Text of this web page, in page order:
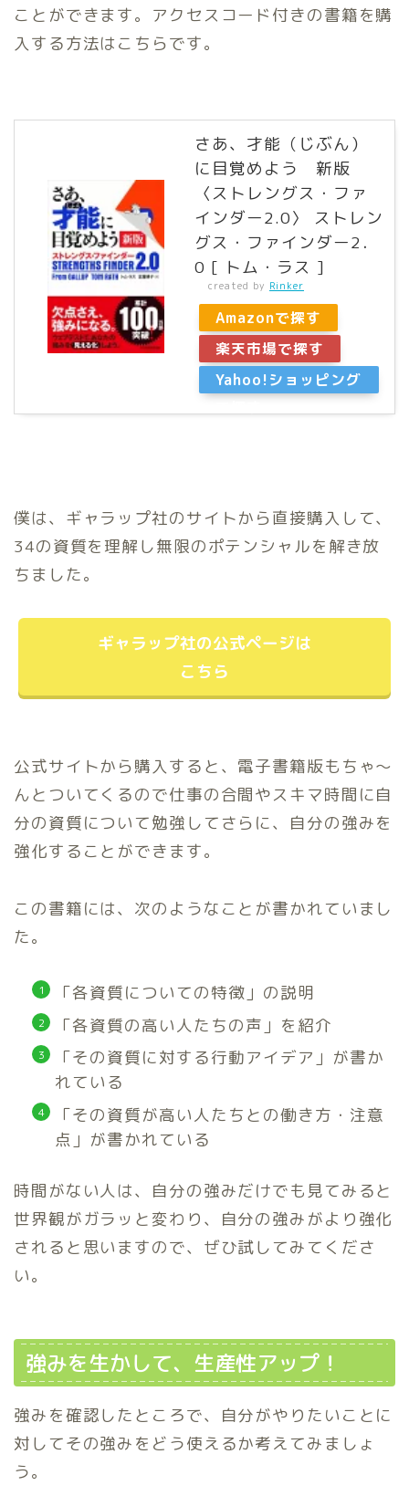
ことができます。アクセスコード付きの書籍を購
入する方法はこちらです。
さあ、才能（じぶん）
に目覚めよう 新版
〈ストレングス・ファ
インダー2.0〉 ストレン
グス・ファインダー2．
0 [ トム・ラス ]
created by Rinker
Amazonで探す
楽天市場で探す
Yahoo!ショッピング
僕は、ギャラップ社のサイトから直接購入して、
34の資質を理解し無限のポテンシャルを解き放
ちました。
ギャラップ社の公式ページは
こちら
公式サイトから購入すると、電子書籍版もちゃ〜
んとついてくるので仕事の合間やスキマ時間に自
分の資質について勉強してさらに、自分の強みを
強化することができます。
この書籍には、次のようなことが書かれていまし
た。
「各資質についての特徴」の説明
「各資質の高い人たちの声」を紹介
「その資質に対する行動アイデア」が書か
れている
「その資質が高い人たちとの働き方・注意
点」が書かれている
時間がない人は、自分の強みだけでも見てみると
世界観がガラッと変わり、自分の強みがより強化
されると思いますので、ぜひ試してみてくださ
い。
強みを生かして、生産性アップ！
強みを確認したところで、自分がやりたいことに
対してその強みをどう使えるか考えてみましょ
う。